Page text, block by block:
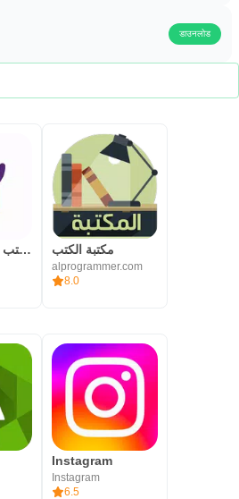
डाउनलोड
مكتبة نوري - كتب و قصص عربية مكتبة الكتب
alprogrammer.com
8.0
Instagram
Instagram
6.5